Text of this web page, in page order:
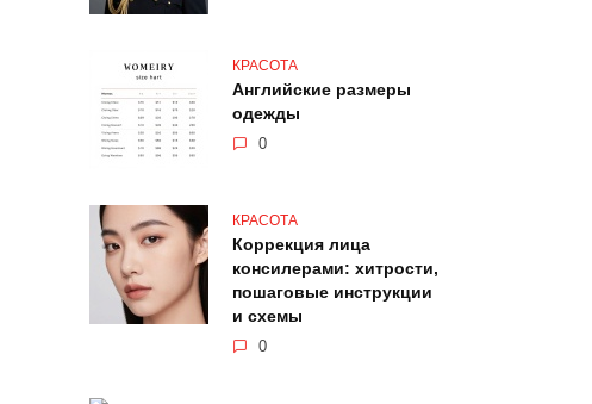
КРАСОТА
Английские размеры
одежды
0
КРАСОТА
Коррекция лица
консилерами: хитрости,
пошаговые инструкции
и схемы
0